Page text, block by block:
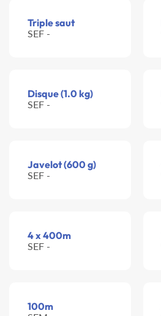
Triple saut
SEF -
Disque (1.0 kg)
SEF -
Javelot (600 g)
SEF -
4 x 400m
SEF -
100m